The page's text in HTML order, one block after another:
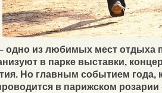
одно из любимых мест отдыха
в парке выставки,
Но главным событием года,
в парижском